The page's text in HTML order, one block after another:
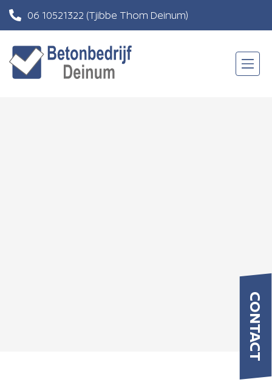
06 10521322 (Tjibbe Thom Deinum)
06 83201121 (Roland Andringa)
CONTACT